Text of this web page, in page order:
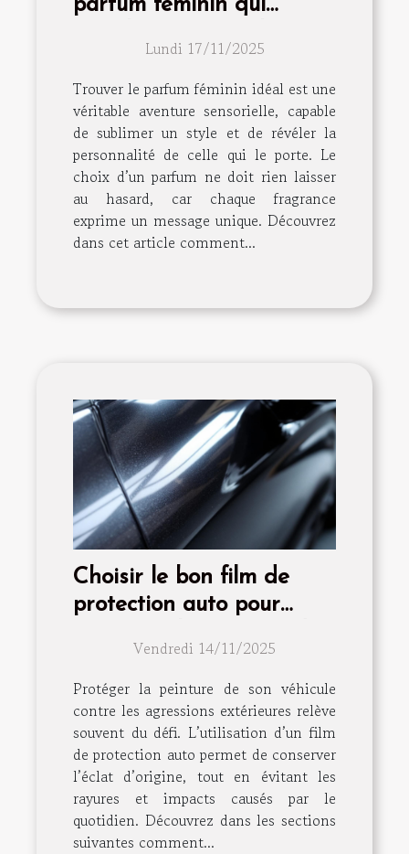
parfum féminin qui
Lundi 17/11/2025
Trouver le parfum féminin idéal est une
véritable aventure sensorielle, capable
de sublimer un style et de révéler la
personnalité de celle qui le porte. Le
choix d’un parfum ne doit rien laisser
au hasard, car chaque fragrance
exprime un message unique. Découvrez
dans cet article comment...
Choisir le bon film de
protection auto pour
votre véhicule
Vendredi 14/11/2025
Protéger la peinture de son véhicule
contre les agressions extérieures relève
souvent du défi. L’utilisation d’un film
de protection auto permet de conserver
l’éclat d’origine, tout en évitant les
rayures et impacts causés par le
quotidien. Découvrez dans les sections
suivantes comment...